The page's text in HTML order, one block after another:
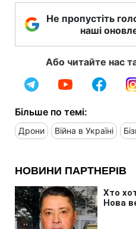
Не пропустіть
наші
Або читайте нас
Більше по темі:
Дрони Війна в Україні